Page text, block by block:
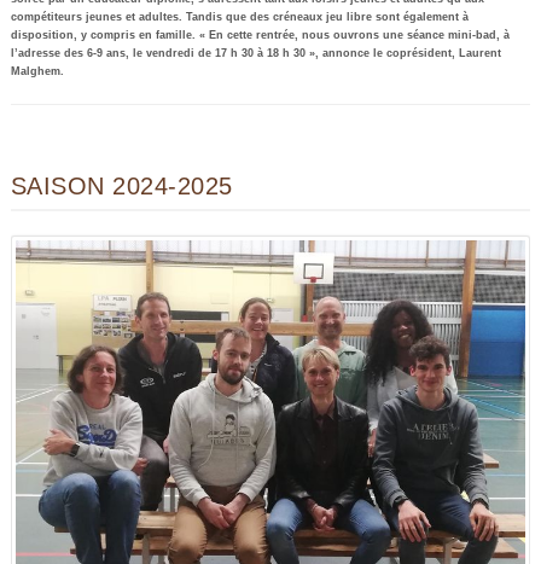
compétiteurs jeunes et adultes. Tandis que des créneaux jeu libre sont également à
disposition, y compris en famille. « En cette rentrée, nous ouvrons une séance mini-bad, à
l’adresse des 6-9 ans, le vendredi de 17 h 30 à 18 h 30 », annonce le coprésident, Laurent
Malghem.
SAISON 2024-2025